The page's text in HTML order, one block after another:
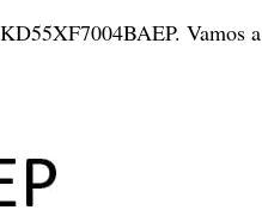
Vamos a